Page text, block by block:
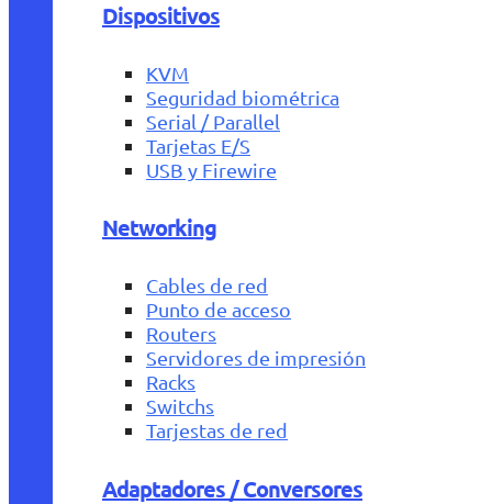
Dispositivos
KVM
Seguridad biométrica
Serial / Parallel
Tarjetas E/S
USB y Firewire
Networking
Cables de red
Punto de acceso
Routers
Servidores de impresión
Racks
Switchs
Tarjestas de red
Adaptadores / Conversores